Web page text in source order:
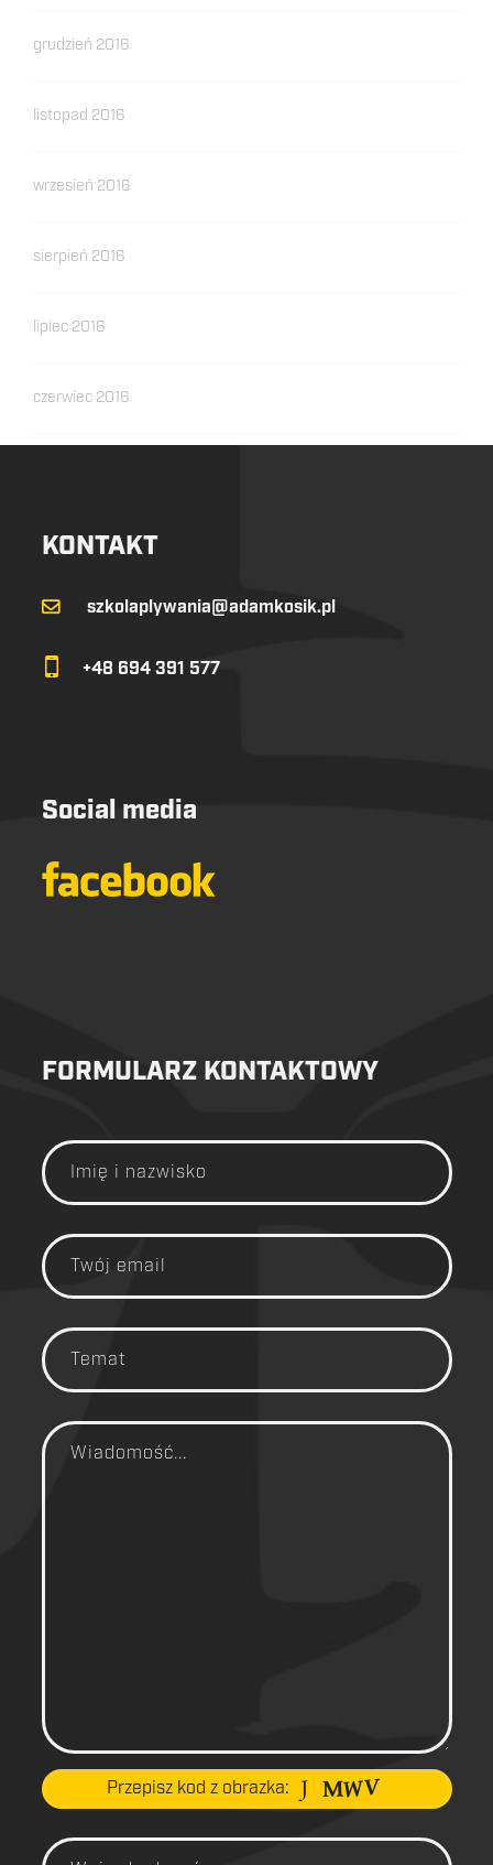
grudzień 2016
listopad 2016
wrzesień 2016
sierpień 2016
lipiec 2016
czerwiec 2016
KONTAKT
szkolaplywania@adamkosik.pl
+48 694 391 577
Social media
FORMULARZ KONTAKTOWY
Przepisz kod z obrazka: